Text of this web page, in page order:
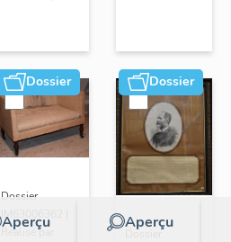
Randan
Dossier
Aperçu
Dossier
IM63006362 |
Réalisé par
Dossier
Aperçu
Dossier